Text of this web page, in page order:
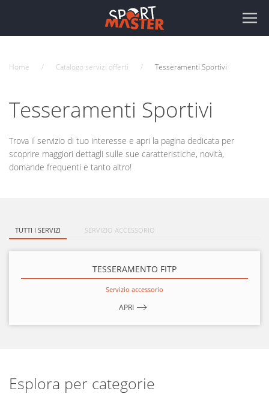
Home Catalogo servizi offerti Tesseramenti Sportivi
Tesseramenti Sportivi
Trova il servizio di tuo interesse e apri la pagina dedicata per
scoprire maggiori dettagli sulle sue caratteristiche, novità,
domande frequenti e tanto altro!
TUTTI I SERVIZI SERVIZIO ACCESSORIO
TESSERAMENTO FITP
Servizio accessorio
APRI
Esplora per categorie